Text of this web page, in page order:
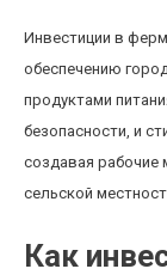
Инвестиции в
обеспечению
продуктами
безопасности, и
создавая рабочие
сельской
Как